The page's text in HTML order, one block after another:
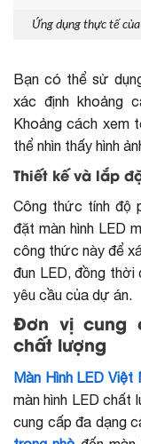
Ứng dụng thực tế
Bạn có thể sử
xác định khoảng
Khoảng cách xem
thể nhìn thấy hình
Thiết kế và lắp
Công thức tính độ
đặt màn hình LED
công thức này để
đun LED, đồng thời
yêu cầu của dự án.
Đơn vị cung
chất lượng
Màn Hình LED Việt
màn hình LED chất
cung cấp đa dạng